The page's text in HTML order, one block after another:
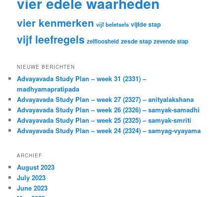
vier kenmerken vijf beletsels vijfde stap
vijf leefregels zelfloosheid zesde stap zevende stap
NIEUWE BERICHTEN
Advayavada Study Plan – week 31 (2331) –
madhyamapratipada
Advayavada Study Plan – week 27 (2327) – anityalakshana
Advayavada Study Plan – week 26 (2326) – samyak-samadhi
Advayavada Study Plan – week 25 (2325) – samyak-smriti
Advayavada Study Plan – week 24 (2324) – samyag-vyayama
ARCHIEF
August 2023
July 2023
June 2023